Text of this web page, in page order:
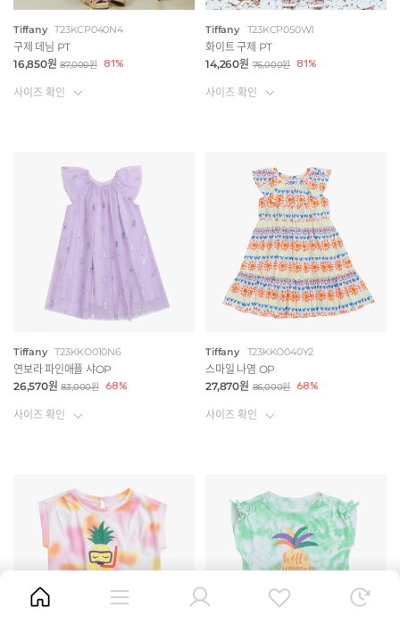
Tiffany T23KCP040N4
구제 데님 PT
16,850원 87,000원 81%
사이즈 확인
Tiffany T23KCP050W1
화이트 구제 PT
14,260원 76,000원 81%
사이즈 확인
Tiffany T23KKO010N6
연보라 파인애플 샤OP
26,570원 83,000원 68%
사이즈 확인
Tiffany T23KKO040Y2
스마일 나염 OP
27,870원 86,000원 68%
사이즈 확인